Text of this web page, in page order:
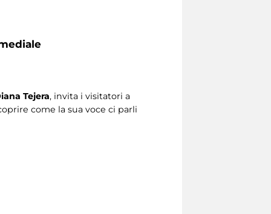
Tejera, invita i visitatori a
come la sua voce ci parli